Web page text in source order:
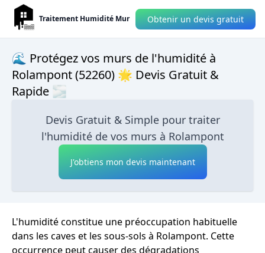
Traitement Humidité Mur Obtenir un devis gratuit
🌊 Protégez vos murs de l'humidité à
Rolampont (52260) 🌟 Devis Gratuit &
Rapide 🌫
Devis Gratuit & Simple pour traiter
l'humidité de vos murs à Rolampont
J'obtiens mon devis maintenant
L'humidité constitue une préoccupation habituelle
dans les caves et les sous-sols à Rolampont. Cette
occurrence peut causer des dégradations